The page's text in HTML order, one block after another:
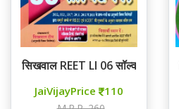
सिखवाल REET LI 06 सॉल्वड पेपर्स
JaiVijayPrice 110